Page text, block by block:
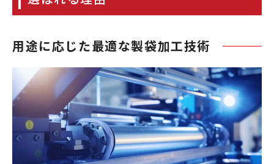
用途に応じた最適な製袋加工技術